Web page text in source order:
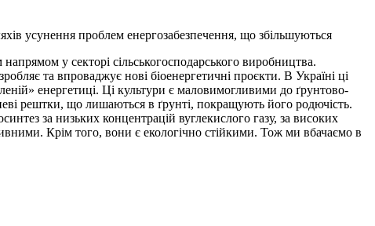
усунення проблем енергозабезпечення, що збільшуються
у секторі сільськогосподарського виробництва.
та впроваджує нові біоенергетичні проєкти. В Україні ці
енергетиці. Ці культури є маловимогливими до ґрунтово-
рештки, що лишаються в ґрунті, покращують його родючість.
за низьких концентрацій вуглекислого газу, за високих
Крім того, вони є екологічно стійкими. Тож ми вбачаємо в